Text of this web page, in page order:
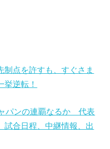
点を許すも、すぐさま
逆転！
パンの連覇なるか 代表
試合日程、中継情報、出